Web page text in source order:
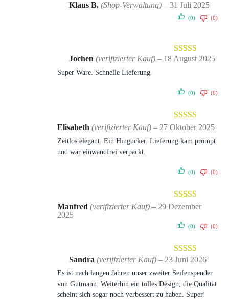
Bewertet mit
von 5
Klaus B.(Shop-Verwaltung) – 31 Juli 2025
(0) (0)
Bewertet mit
Jochen(verifizierter Kauf) – 18 August 2025
Super Ware. Schnelle Lieferung.
(0) (0)
Bewertet mit
5von 5
Elisabeth(verifizierter Kauf) – 27 Oktober 2025
Zeitlos elegant. Ein Hingucker. Lieferung kam prompt
und war einwandfrei verpackt.
(0) (0)
Bewertet mit
von 5
Manfred(verifizierter Kauf) – 29 Dezember
2025
(0) (0)
Bewertet mit
5von 5
Sandra(verifizierter Kauf) – 23 Juni 2026
Es ist nach langen Jahren unser zweiter Seifenspender
von Gutmann: Weiterhin ein tolles Design, die Qualität
scheint sich sogar noch verbessert zu haben. Super!